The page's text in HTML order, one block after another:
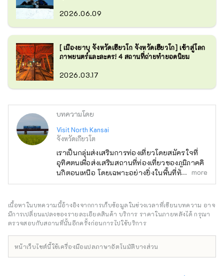
2026.06.09
[ เมืองยาบุ จังหวัดเฮียวโก จังหวัดเฮียวโก] เข้าสู่โลก
ภาพยนตร์และละคร! 4 สถานที่ถ่ายทำยอดนิยม
2026.03.17
บทความโดย
Visit North Kansai
จังหวัดเกียวโต
เราเป็นกลุ่มส่งเสริมการท่องเที่ยวโดยสมัครใจที่
อุทิศตนเพื่อส่งเสริมสถานที่ท่องเที่ยวของภูมิภาคคิ
นกิตอนเหนือ โดยเฉพาะอย่างยิ่งในพื้นที่ทันบะ ทา
จิมะ ทังโกะ และ วาคาสะ รสชาติอาหารทางตอน
ทะเลขึ้นชื่อในช่วงฤดูหนาว แต่ยังรวมถึงหอย
นางรม ปลาหางเหลือง และปลาปักเป้า รวมถึง
อาหารทะเลในฤดูร้อน เช่น หอยกาบ หอยนางรม
ของภูเขา เช่น เกาลัดทัมบาและถั่วดำทัมบา และ
more
เนื้อหาในบทความนี้อ้างอิงจากการเก็บข้อมูลในช่วงเวลาที่เขียนบทความ อาจ
มีการเปลี่ยนแปลงของรายละเอียดสินค้า บริการ ราคาในภายหลังได้ กรุณา
ตรวจสอบกับสถานที่นั้นอีกครั้งก่อนการไปใช้บริการ
หน้าเว็บไซต์นี้ใช้เครื่องมือแปลภาษาอัตโนมัติบางส่วน